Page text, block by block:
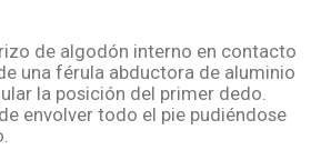
de algodón interno en contacto
una férula abductora de aluminio
la posición del primer dedo.
envolver todo el pie pudiéndose